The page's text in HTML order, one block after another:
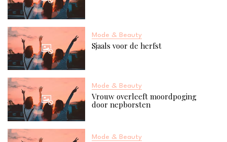
Mode & Beauty
Sjaals voor de herfst
Mode & Beauty
Vrouw overleeft moordpoging
door nepborsten
Mode & Beauty